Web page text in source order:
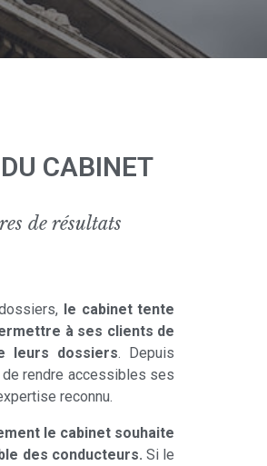
CABINET
de résultats
le cabinet tente
à ses clients de
leurs dossiers. Depuis
de rendre accessibles ses
reconnu.
le cabinet souhaite
des conducteurs. Si le